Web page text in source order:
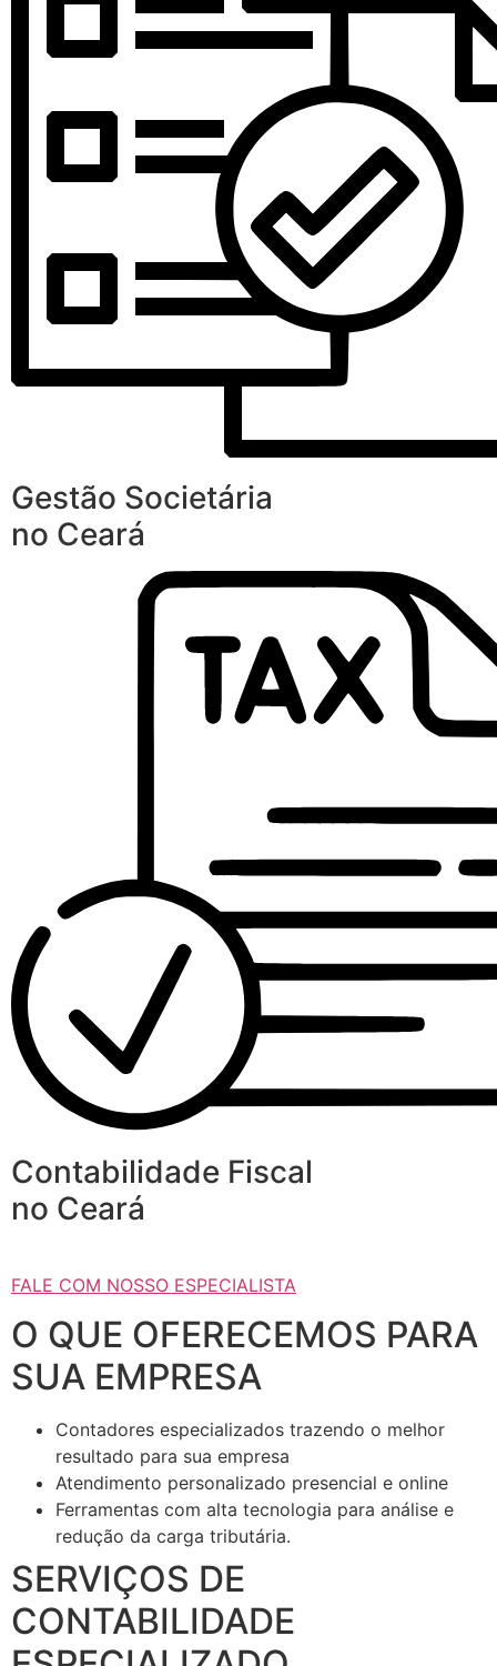
Gestão Societária
no Ceará
Contabilidade Fiscal
no Ceará
FALE COM NOSSO ESPECIALISTA
O QUE OFERECEMOS PARA
SUA EMPRESA
Contadores especializados trazendo o melhor
resultado para sua empresa
Atendimento personalizado presencial e online
Ferramentas com alta tecnologia para análise e
redução da carga tributária.
SERVIÇOS DE
CONTABILIDADE